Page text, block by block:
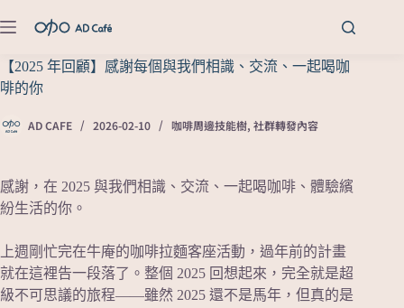
【2025 年回顧】感謝每個與我們相識、交流、一起喝咖
啡的你
AD CAFE 2026-02-10 咖啡周邊技能樹, 社群轉發內容
感謝，在 2025 與我們相識、交流、一起喝咖啡、體驗繽
紛生活的你。
上週剛忙完在牛庵的咖啡拉麵客座活動，過年前的計畫
就在這裡告一段落了。整個 2025 回想起來，完全就是超
級不可思議的旅程——雖然 2025 還不是馬年，但真的是